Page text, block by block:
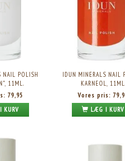
NAIL POLISH ROSENKVARTS,
IDUN
NAIL POLISH
11ML.
79,95
KURV
IDUN MINERALS NAIL
KARNEOL, 11ML.
Vores pris:
LÆG I KURV